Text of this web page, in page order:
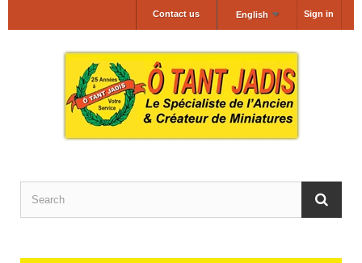
Sign in
English
Contact us